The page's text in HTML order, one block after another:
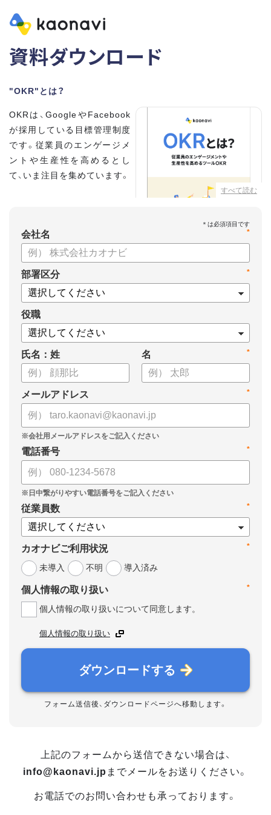
資料ダウンロード
"OKR"とは？
すべて読む
OKRは、GoogleやFacebook
が採用している目標管理制度
です。従業員のエンゲージメ
ントや生産性を高めるとし
て、いま注目を集めています。
・OKRと従来の目標管理制度
との違い
・OKRを導入、運用するにはどうすればいいのか
・OKRの運用を助けるツール
についてまとめましたので、ぜひお役立てください。
*
会社名
*
部署区分
役職
氏名：姓 *
名
*
メールアドレス
*
電話番号
*
従業員数
*
カオナビご利用状況
未導入
不明 導入済み
*
個人情報の取り扱い
個人情報の取り扱いについて同意します。
個人情報の取り扱い
ダウンロードする
フォーム送信後、ダウンロードページへ移動します。
上記のフォームから送信できない場合は、
info@kaonavi.jp までメールをお送りください。
お電話でのお問い合わせも承っております。